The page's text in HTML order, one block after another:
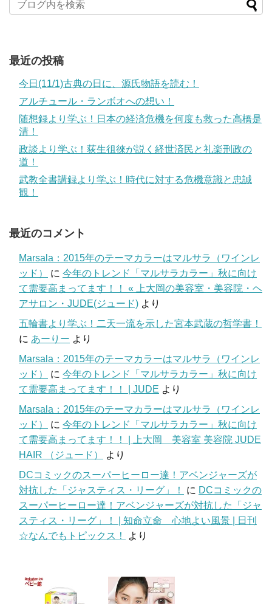
最近の投稿
今日(11/1)古典の日に、源氏物語を読む！
アルチュール・ランボオへの想い！
随想録より学ぶ！日本の経済危機を何度も救った高橋是
清！
政談より学ぶ！荻生徂徠が説く経世済民と礼楽刑政の
道！
武教全書講録より学ぶ！時代に対する危機意識と忠誠
観！
最近のコメント
Marsala：2015年のテーマカラーはマルサラ（ワインレ
ッド）
に 今年のトレンド「マルサラカラー」秋に向け
て需要高まってます！！ « 上大岡の美容室・美容院・ヘ
アサロン・JUDE(ジュード) より
五輪書より学ぶ！二天一流を示した宮本武蔵の哲学書！
に あーりー より
Marsala：2015年のテーマカラーはマルサラ（ワインレ
ッド）
に 今年のトレンド「マルサラカラー」秋に向け
て需要高まってます！！ | JUDE より
Marsala：2015年のテーマカラーはマルサラ（ワインレ
ッド）
に 今年のトレンド「マルサラカラー」秋に向け
て需要高まってます！！ | 上大岡 美容室 美容院 JUDE
HAIR （ジュード）
より
DCコミックのスーパーヒーロー達！アベンジャーズが
対抗した「ジャスティス・リーグ」！
に DCコミックの
スーパーヒーロー達！アベンジャーズが対抗した「ジャ
スティス・リーグ」！ | 知命立命 心地よい風景 | 日刊
☆なんでもトピックス！
より